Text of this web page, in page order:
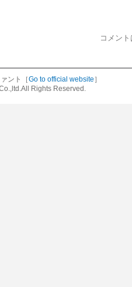
コメン
ント［Go to official website ］
Rights Reserved.